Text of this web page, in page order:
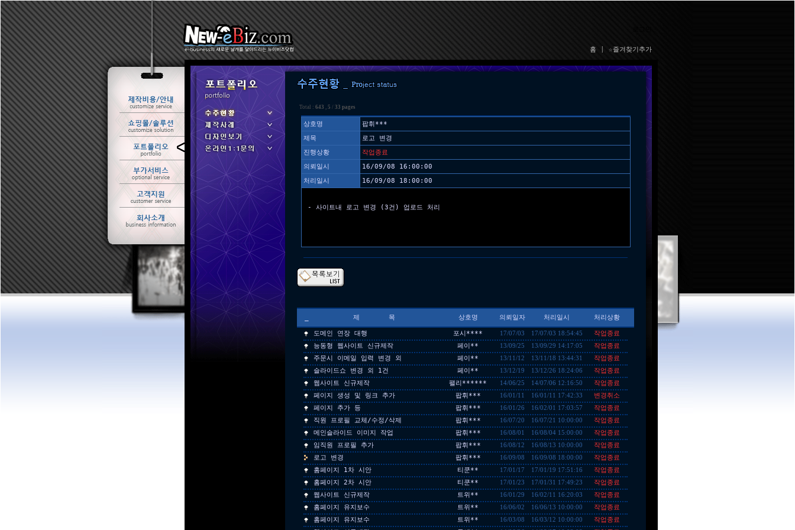
Total : 643 , 5 / 33 pages
상호명
팝휘***
제목
로고 변경
진행상황
작업종료
의뢰일시
16/09/08 16:00:00
처리일시
16/09/08 18:00:00
- 사이트내 로고 변경 (3건) 업로드 처리
제 목 상호명 의뢰일자 처리일시 처리상황
도메인 연장 대행 포시**** 17/07/03 17/07/03 18:54:45
작업종료
능동형 웹사이트 신규제작
페이** 13/09/25 13/09/29 14:17:05
작업종료
주문시 이메일 입력 변경 외
페이** 13/11/12 13/11/18 13:44:31
작업종료
슬라이드쇼 변경 외 1건
페이** 13/12/19 13/12/26 18:24:06
작업종료
웹사이트 신규제작
팰리****** 14/06/25 14/07/06 12:16:50
작업종료
페이지 생성 및 링크 추가
팝휘*** 16/01/11 16/01/11 17:42:33
변경취소
페이지 추가 등
팝휘*** 16/01/26 16/02/01 17:03:57
작업종료
직원 프로필 교체/수정/삭제
팝휘*** 16/07/20 16/07/21 10:00:00
작업종료
메인슬라이드 이미지 작업
팝휘*** 16/08/01 16/08/04 15:00:00
작업종료
임직원 프로필 추가
팝휘*** 16/08/12 16/08/13 10:00:00
작업종료
로고 변경
팝휘*** 16/09/08 16/09/08 18:00:00
작업종료
홈페이지 1차 시안
티쿤** 17/01/17 17/01/19 17:51:16
작업종료
홈페이지 2차 시안
티쿤** 17/01/23 17/01/31 17:49:23
작업종료
웹사이트 신규제작
트위** 16/01/29 16/02/11 16:20:03
작업종료
홈페이지 유지보수
트위** 16/06/02 16/06/13 10:00:00
작업종료
홈페이지 유지보수
트위** 16/03/08 16/03/12 10:00:00
작업종료
홈 ☆즐겨찾기추가
ㆍ 수주현황
ㆍ 제작사례